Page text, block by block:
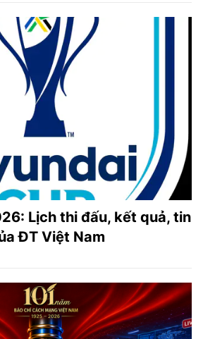
Lịch thi đấu, kết quả, tin
ĐT Việt Nam